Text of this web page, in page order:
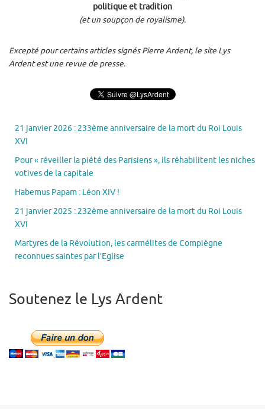
politique et tradition
(et un soupçon de royalisme).
Excepté pour certains articles signés Pierre Ardent, le site Lys
Ardent est une revue de presse.
21 janvier 2026 : 233ème anniversaire de la mort du Roi Louis
XVI
Pour « réveiller la piété des Parisiens », ils réhabilitent les niches
votives de la capitale
Habemus Papam : Léon XIV !
21 janvier 2025 : 232ème anniversaire de la mort du Roi Louis
XVI
Martyres de la Révolution, les carmélites de Compiègne
reconnues saintes par l’Eglise
Soutenez le Lys Ardent